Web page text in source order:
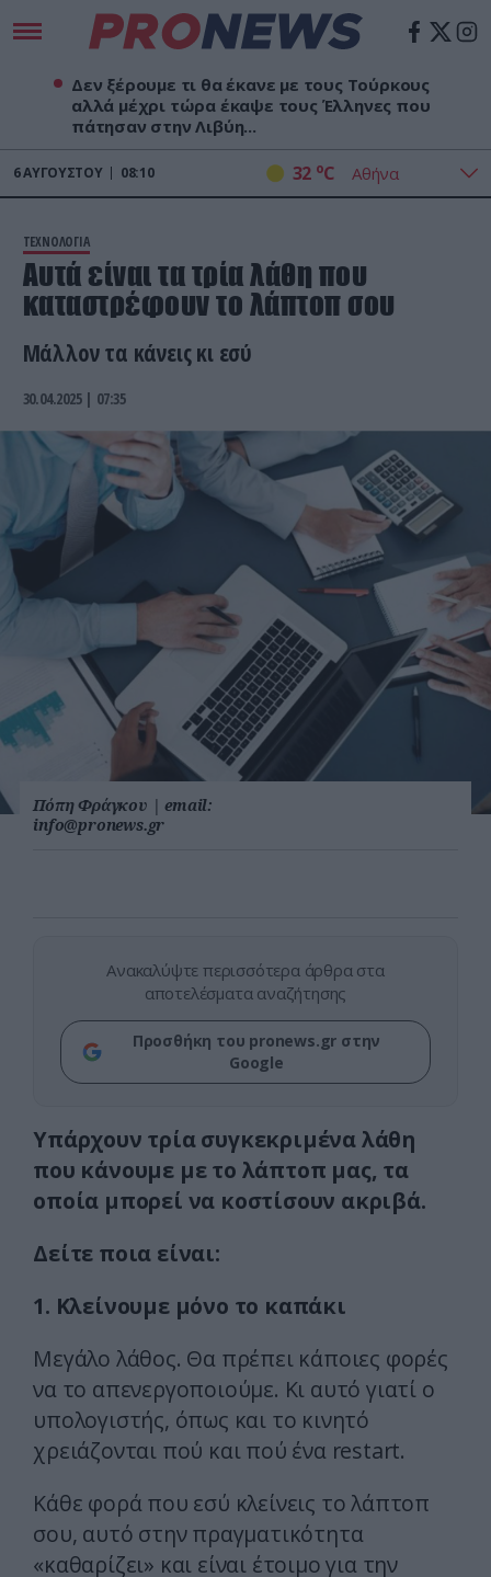
Δεν ξέρουμε τι θα έκανε με τους Τούρκους
αλλά μέχρι τώρα έκαψε τους Έλληνες που
πάτησαν στην Λιβύη...
6ΑΥΓΟΎΣΤΟΥ 08:10 32 oC
ΤΕΧΝΟΛΟΓΙΑ
Αυτά είναι τα τρία λάθη που
καταστρέφουν το λάπτοπ σου
Μάλλον τα κάνεις κι εσύ
30.04.2025 | 07:35
Πόπη Φράγκου |email:
info@pronews.gr
Ανακαλύψτε περισσότερα άρθρα στα
αποτελέσματα αναζήτησης
Προσθήκη του pronews.gr στην
Google
Υπάρχουν τρία συγκεκριμένα λάθη
που κάνουμε με το λάπτοπ μας, τα
οποία μπορεί να κοστίσουν ακριβά.
Δείτε ποια είναι:
1. Κλείνουμε μόνο το καπάκι
Μεγάλο λάθος. Θα πρέπει κάποιες φορές
να το απενεργοποιούμε. Κι αυτό γιατί ο
υπολογιστής, όπως και το κινητό
χρειάζονται πού και πού ένα restart.
Κάθε φορά που εσύ κλείνεις το λάπτοπ
σου, αυτό στην πραγματικότητα
«καθαρίζει» και είναι έτοιμο για την